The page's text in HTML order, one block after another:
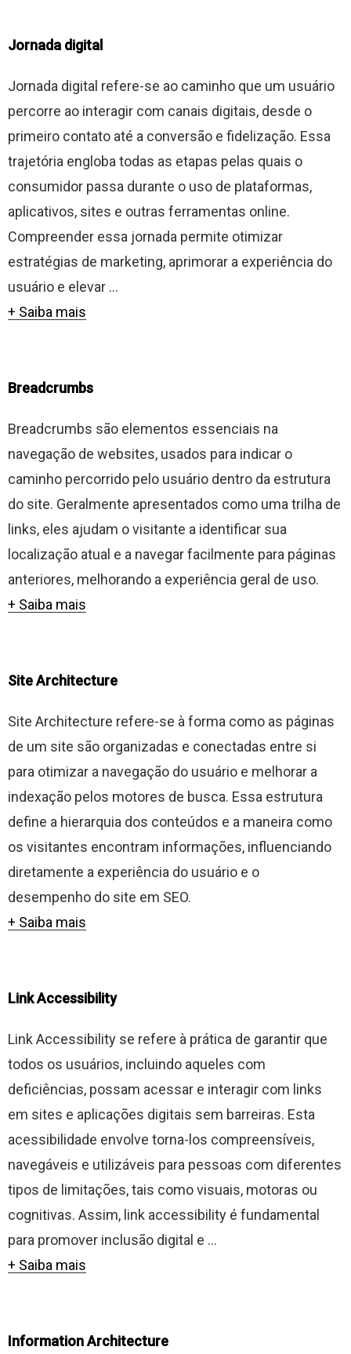
Jornada digital
Jornada digital refere-se ao caminho que um usuário
percorre ao interagir com canais digitais, desde o
primeiro contato até a conversão e fidelização. Essa
trajetória engloba todas as etapas pelas quais o
consumidor passa durante o uso de plataformas,
aplicativos, sites e outras ferramentas online.
Compreender essa jornada permite otimizar
estratégias de marketing, aprimorar a experiência do
usuário e elevar ...
+ Saiba mais
Breadcrumbs
Breadcrumbs são elementos essenciais na
navegação de websites, usados para indicar o
caminho percorrido pelo usuário dentro da estrutura
do site. Geralmente apresentados como uma trilha de
links, eles ajudam o visitante a identificar sua
localização atual e a navegar facilmente para páginas
anteriores, melhorando a experiência geral de uso.
+ Saiba mais
Site Architecture
Site Architecture refere-se à forma como as páginas
de um site são organizadas e conectadas entre si
para otimizar a navegação do usuário e melhorar a
indexação pelos motores de busca. Essa estrutura
define a hierarquia dos conteúdos e a maneira como
os visitantes encontram informações, influenciando
diretamente a experiência do usuário e o
desempenho do site em SEO.
+ Saiba mais
Link Accessibility
Link Accessibility se refere à prática de garantir que
todos os usuários, incluindo aqueles com
deficiências, possam acessar e interagir com links
em sites e aplicações digitais sem barreiras. Esta
acessibilidade envolve torna-los compreensíveis,
navegáveis e utilizáveis para pessoas com diferentes
tipos de limitações, tais como visuais, motoras ou
cognitivas. Assim, link accessibility é fundamental
para promover inclusão digital e ...
+ Saiba mais
Information Architecture